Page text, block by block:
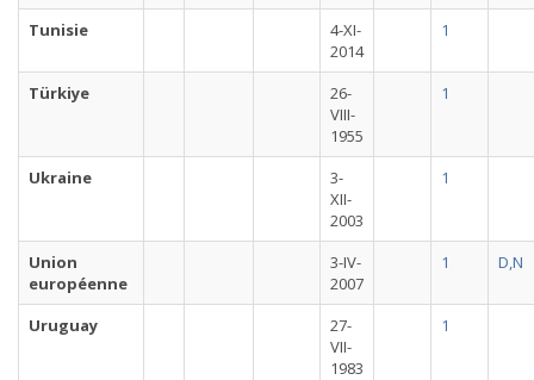
Tunisie
4-XI-
2014
1
Türkiye
26-
VIII-
1955
1
Ukraine
3-
XII-
2003
1
Union
européenne
3-IV-
2007
1 D,N
Uruguay
27-
VII-
1983
1